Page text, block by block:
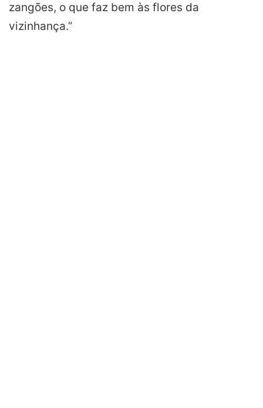
zangões, o que faz bem às flores da
vizinhança.”